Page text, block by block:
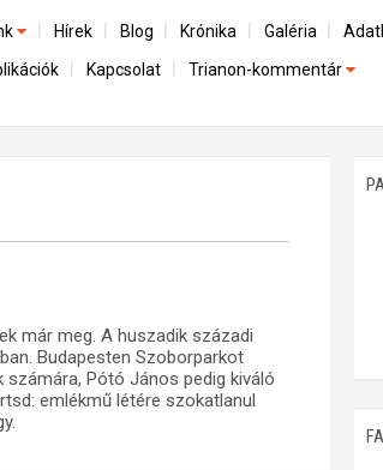
a magyar társadalom
működéséről
Hírek Blog Krónika Galéria
Kapcsolat Trianon-kommentár
már meg. A huszadik századi
Budapesten Szoborparkot
Pótó János pedig kiváló
emlékmű létére szokatlanul